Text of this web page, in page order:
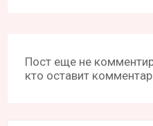
Пост еще не
кто оставит